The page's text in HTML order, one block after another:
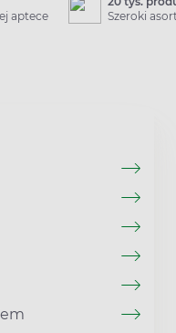
aptece
Szeroki